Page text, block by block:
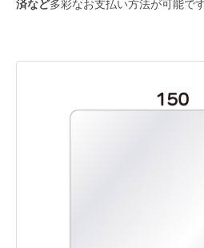
済など多彩なお支払い方法が可能です